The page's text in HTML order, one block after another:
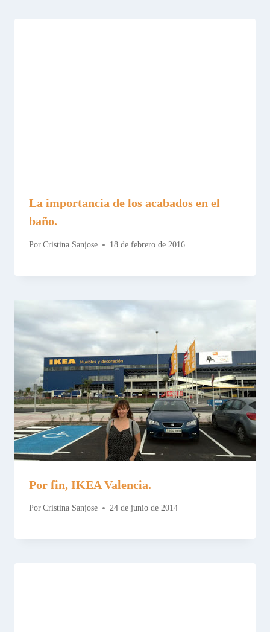
La importancia de los acabados en el
baño.
Por Cristina Sanjose 18 de febrero de 2016
Por fin, IKEA Valencia.
Por Cristina Sanjose 24 de junio de 2014